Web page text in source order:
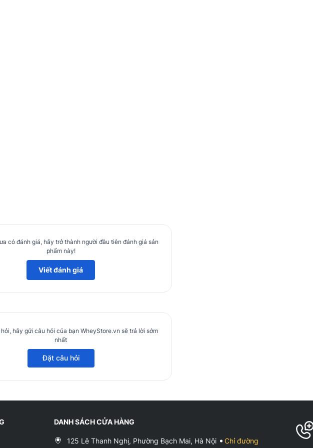
cột sống và các khớp xương, giữ thẳng lưng cho
tạ.
điều chỉnh độ ôm vừa vặn rồi siết dây lại và dán
dễ dàng xiết chặt hoặc nới lỏng đai lưng 5 inch
đúng hướng dẫn
có đánh giá, hãy trở thành người đầu tiên đánh giá sản
phẩm này!
Viết đánh giá
hãy gửi câu hỏi của bạn WheyStore.vn sẽ trả lời sớm
nhất
Đặt câu hỏi
DANH SÁCH CỬA HÀNG
125 Lê Thanh Nghị, Phường Bạch Mai, Hà Nội Chỉ đường